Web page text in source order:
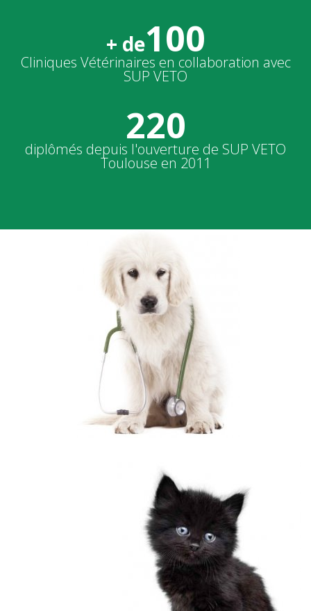
+ de100
Cliniques Vétérinaires en collaboration avec
SUP VETO
220
diplômés depuis l'ouverture de SUP VETO
Toulouse en 2011